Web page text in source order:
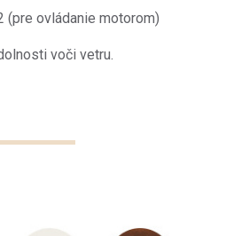
(pre ovládanie motorom)
voči vetru.